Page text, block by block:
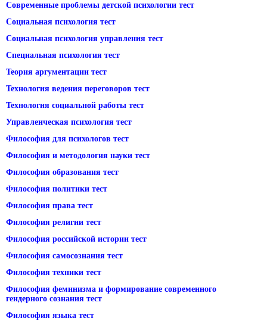
Современные проблемы детской психологии тест
Социальная психология тест
Социальная психология управления тест
Специальная психология тест
Теория аргументации тест
Технология ведения переговоров тест
Технология социальной работы тест
Управленческая психология тест
Философия для психологов тест
Философия и методология науки тест
Философия образования тест
Философия политики тест
Философия права тест
Философия религии тест
Философия российской истории тест
Философия самосознания тест
Философия техники тест
Философия феминизма и формирование современного
гендерного сознания тест
Философия языка тест